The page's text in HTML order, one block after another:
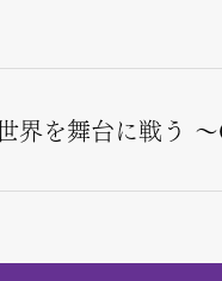
界を舞台に戦う